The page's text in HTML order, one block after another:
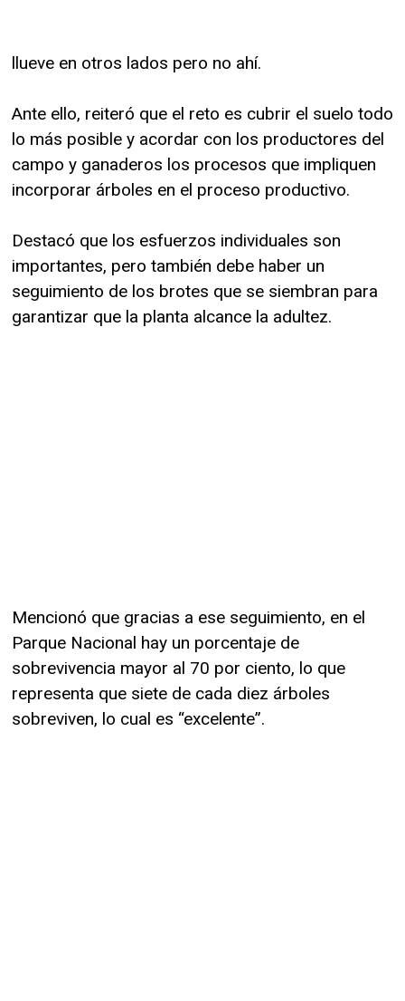
llueve en otros lados pero no ahí.
Ante ello, reiteró que el reto es cubrir el suelo todo
lo más posible y acordar con los productores del
campo y ganaderos los procesos que impliquen
incorporar árboles en el proceso productivo.
Destacó que los esfuerzos individuales son
importantes, pero también debe haber un
seguimiento de los brotes que se siembran para
garantizar que la planta alcance la adultez.
Mencionó que gracias a ese seguimiento, en el
Parque Nacional hay un porcentaje de
sobrevivencia mayor al 70 por ciento, lo que
representa que siete de cada diez árboles
sobreviven, lo cual es “excelente”.